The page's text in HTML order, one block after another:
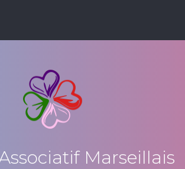
Marseillais